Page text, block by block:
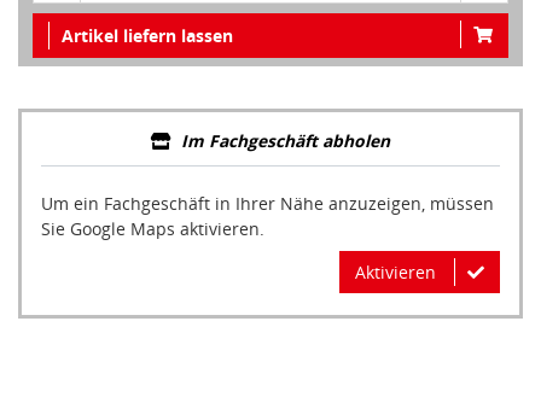
Artikel liefern lassen
Im Fachgeschäft abholen
Um ein Fachgeschäft in Ihrer Nähe anzuzeigen, müssen
Sie Google Maps aktivieren.
Aktivieren